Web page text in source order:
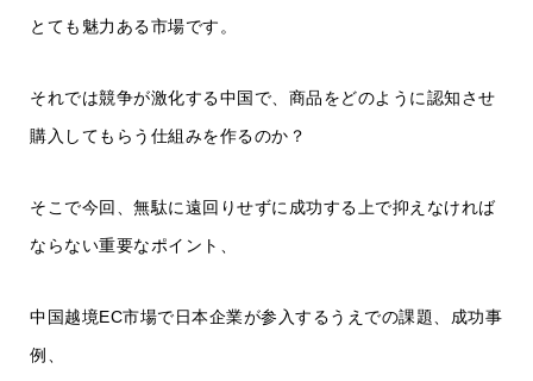
とても魅力ある市場です。
それでは競争が激化する中国で、商品をどのように認知させ
購入してもらう仕組みを作るのか？
そこで今回、無駄に遠回りせずに成功する上で抑えなければ
ならない重要なポイント、
中国越境EC市場で日本企業が参入するうえでの課題、成功事
例、